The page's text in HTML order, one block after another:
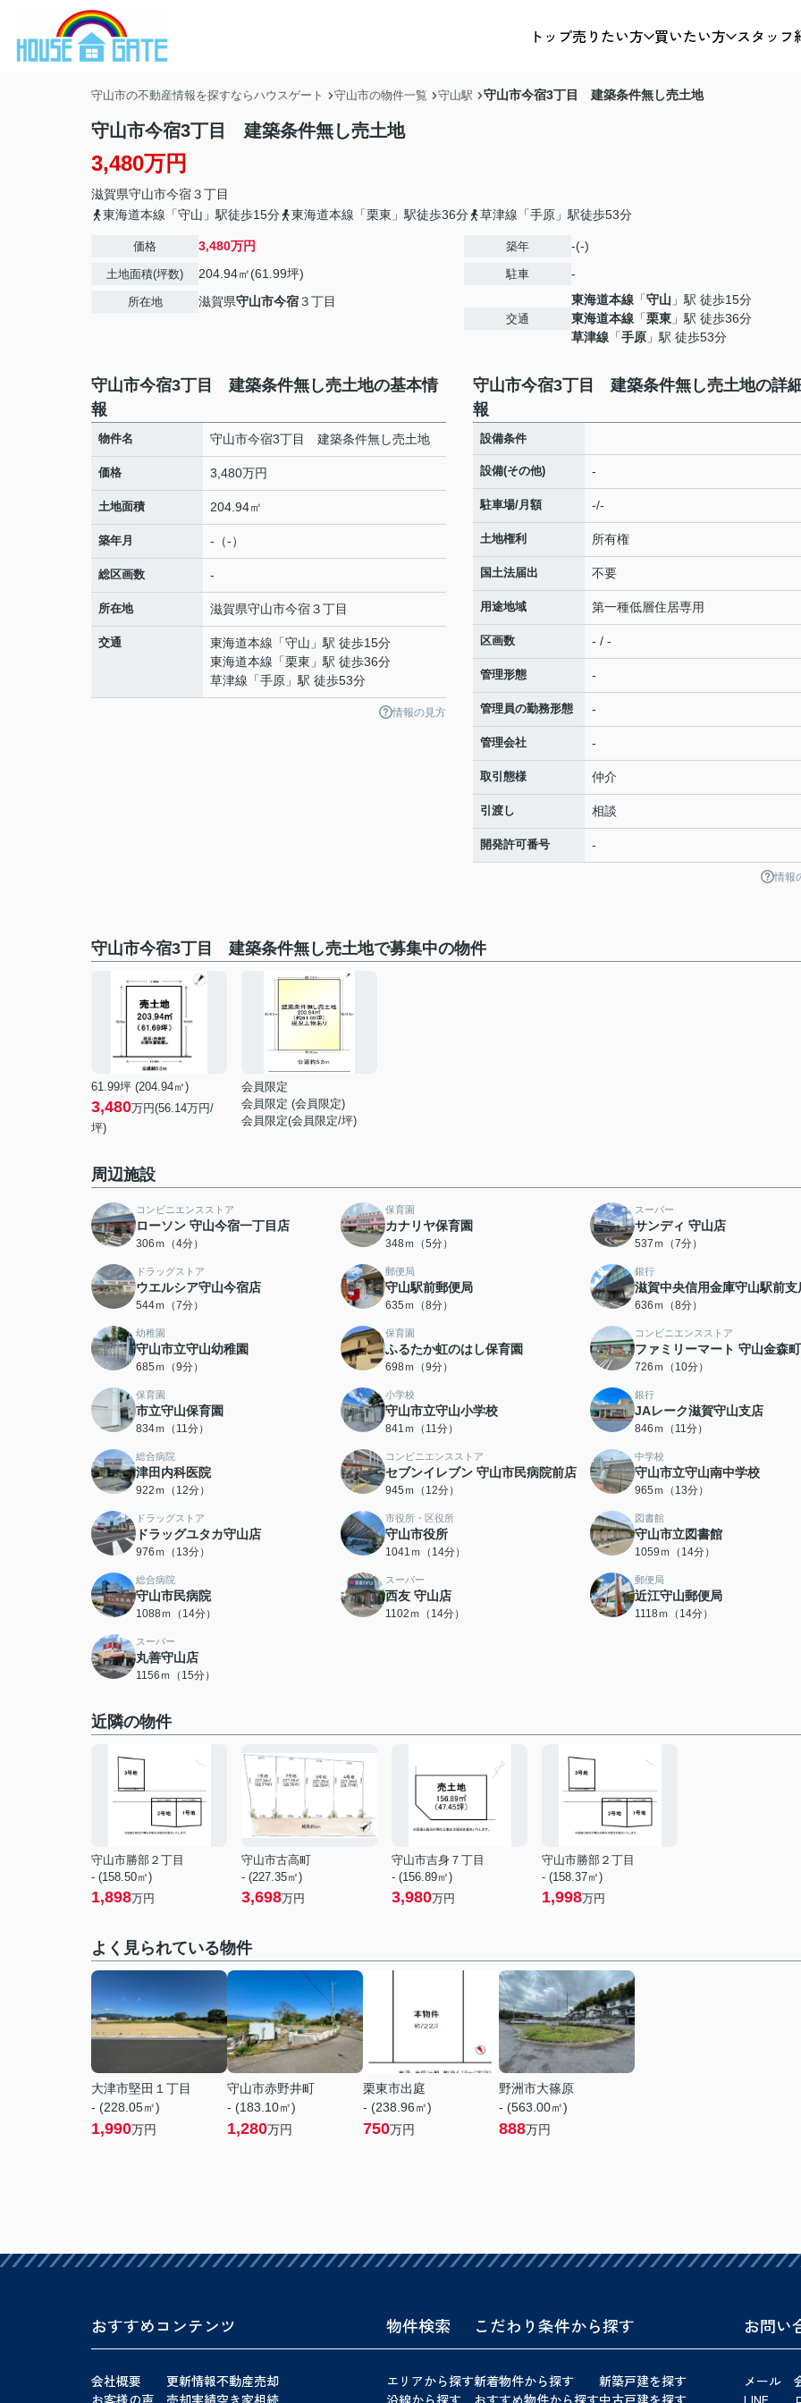
トップ売りたい方 買いたい方 スタッフ
守山市の不動産情報を探すならハウスゲート 守山市の物件一覧 守山駅 守山市今宿3丁目 建築条件無し売土地
守山市今宿3丁目 建築条件無し売土地
3,480万円
滋賀県守山市今宿３丁目
東海道本線「守山」駅徒歩15分
東海道本線「栗東」駅徒歩36分 草津線「手原」駅徒歩53分
価格 3,480万円
土地面積(坪数) 204.94㎡(61.99坪)
所在地 滋賀県守山市今宿３丁目
築年 -(-)
駐車 -
交通
東海道本線 「守山 」駅 徒歩15分
東海道本線 「栗東 」駅 徒歩36分
草津線 「手原 」駅 徒歩53分
守山市今宿3丁目 建築条件無し売土地の基本情
報
物件名 守山市今宿3丁目 建築条件無し売土地
価格 3,480万円
土地面積 204.94㎡
築年月 -（-）
総区画数 -
所在地 滋賀県守山市今宿３丁目
交通 東海道本線 「守山 」駅 徒歩15分
東海道本線 「栗東 」駅 徒歩36分
草津線 「手原 」駅 徒歩53分
情報の見方
守山市今宿3丁目 建築条件無し売土地の詳
報
設備条件
設備(その他) -
駐車場/月額 -/-
土地権利 所有権
国土法届出 不要
用途地域 第一種低層住居専用
区画数 - / -
管理形態 -
管理員の勤務形態 -
管理会社 -
取引態様 仲介
引渡し 相談
開発許可番号 -
情報
守山市今宿3丁目 建築条件無し売土地で募集中の物件
61.99坪 (204.94㎡)
3,480万円(56.14万円/
坪)
会員限定
会員限定 (会員限定)
会員限定(会員限定/坪)
周辺施設
コンビニエンスストア
ローソン 守山今宿一丁目店
306ｍ（4分）
保育園
カナリヤ保育園
348ｍ（5分）
スーパー
サンディ 守山店
537ｍ（7分）
ドラッグストア
ウエルシア守山今宿店
544ｍ（7分）
郵便局
守山駅前郵便局
635ｍ（8分）
銀行
滋賀中央信用金庫守山駅前支
636ｍ（8分）
幼稚園
守山市立守山幼稚園
685ｍ（9分）
保育園
ふるたか虹のはし保育園
698ｍ（9分）
コンビニエンスストア
ファミリーマート 守山金森
726ｍ（10分）
保育園
市立守山保育園
834ｍ（11分）
小学校
守山市立守山小学校
841ｍ（11分）
銀行
JAレーク滋賀守山支店
846ｍ（11分）
総合病院
津田内科医院
922ｍ（12分）
コンビニエンスストア
セブンイレブン 守山市民病院前店
945ｍ（12分）
中学校
守山市立守山南中学校
965ｍ（13分）
ドラッグストア
ドラッグユタカ守山店
976ｍ（13分）
市役所・区役所
守山市役所
1041ｍ（14分）
図書館
守山市立図書館
1059ｍ（14分）
総合病院
守山市民病院
1088ｍ（14分）
スーパー
西友 守山店
1102ｍ（14分）
郵便局
近江守山郵便局
1118ｍ（14分）
スーパー
丸善守山店
1156ｍ（15分）
近隣の物件
守山市勝部２丁目
- (158.50㎡)
1,898万円
守山市古高町
- (227.35㎡)
3,698万円
守山市吉身７丁目
- (156.89㎡)
3,980万円
守山市勝部２丁目
- (158.37㎡)
1,998万円
よく見られている物件
大津市堅田１丁目
- (228.05㎡)
1,990万円
守山市赤野井町
- (183.10㎡)
1,280万円
栗東市出庭
- (238.96㎡)
750万円
野洲市大篠原
- (563.00㎡)
888万円
おすすめコンテンツ
会社概要
お客様の声
更新情報
売却実績
不動産売却
空き家相続
物件検索
エリアから探す
沿線から探す
こだわり条件から探す
新着物件から探す
おすすめ物件から探す
新築戸建を探す
中古戸建を探す
お問い
メール
LINE